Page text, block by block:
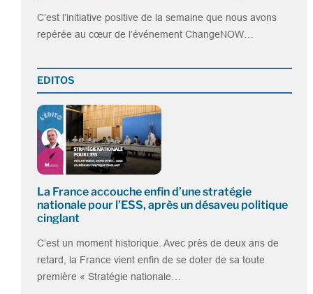
C’est l’initiative positive de la semaine que nous avons
repérée au cœur de l’événement ChangeNOW…
EDITOS
La France accouche enfin d’une stratégie
nationale pour l’ESS, après un désaveu politique
cinglant
C’est un moment historique. Avec près de deux ans de
retard, la France vient enfin de se doter de sa toute
première « Stratégie nationale…